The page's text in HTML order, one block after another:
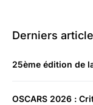
Derniers
25ème édition de
OSCARS 2026 :